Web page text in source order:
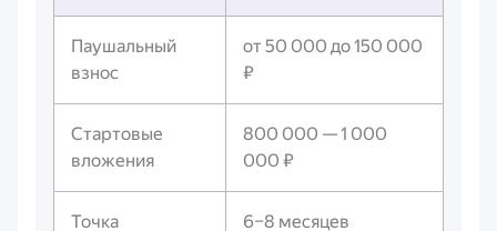
Паушальный
взнос
от 50 000 до 150 000
₽
Стартовые
вложения
800 000 — 1 000
000 ₽
Точка
6–8 месяцев